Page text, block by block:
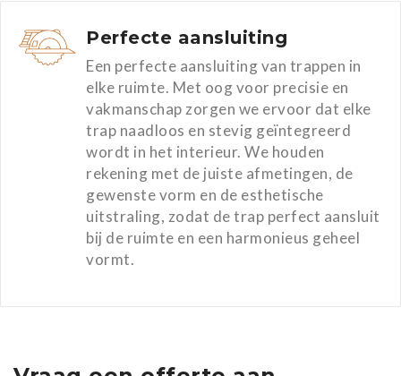
Perfecte aansluiting
Een perfecte aansluiting van trappen in
elke ruimte. Met oog voor precisie en
vakmanschap zorgen we ervoor dat elke
trap naadloos en stevig geïntegreerd
wordt in het interieur. We houden
rekening met de juiste afmetingen, de
gewenste vorm en de esthetische
uitstraling, zodat de trap perfect aansluit
bij de ruimte en een harmonieus geheel
vormt.